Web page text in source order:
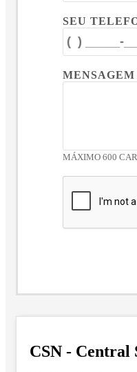
SEU
MENSAGEM
MÁXIMO 600
CSN - Central